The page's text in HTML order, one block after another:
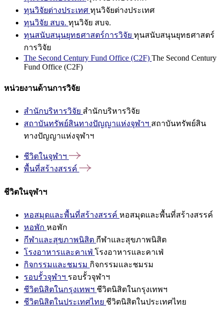
ทุนวิจัยต่างประเทศ ทุนวิจัยต่างประเทศ
ทุนวิจัย สบจ. ทุนวิจัย สบจ.
ทุนสนับสนุนยุทธศาสตร์การวิจัย ทุนสนับสนุนยุทธศาสตร์
การวิจัย
The Second Century Fund Office (C2F) The Second Century
Fund Office (C2F)
หน่วยงานด้านการวิจัย
สำนักบริหารวิจัย สำนักบริหารวิจัย
สถาบันทรัพย์สินทางปัญญาแห่งจุฬาฯ สถาบันทรัพย์สิน
ทางปัญญาแห่งจุฬาฯ
ชีวิตในจุฬาฯ
พื้นที่สร้างสรรค์
ชีวิตในจุฬาฯ
หอสมุดและพื้นที่สร้างสรรค์ หอสมุดและพื้นที่สร้างสรรค์
หอพัก หอพัก
กีฬาและสุขภาพนิสิต กีฬาและสุขภาพนิสิต
โรงอาหารและคาเฟ่ โรงอาหารและคาเฟ่
กิจกรรมและชมรม กิจกรรมและชมรม
รอบรั้วจุฬาฯ รอบรั้วจุฬาฯ
ชีวิตนิสิตในกรุงเทพฯ ชีวิตนิสิตในกรุงเทพฯ
ชีวิตนิสิตในประเทศไทย ชีวิตนิสิตในประเทศไทย